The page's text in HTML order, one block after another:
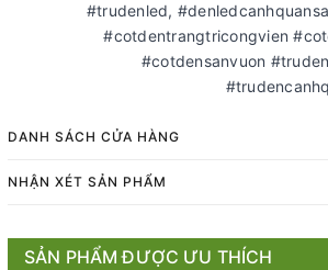
#trudenled,
#cotdentrangtricongvien
#cotdensanvuon
DANH SÁCH CỬA HÀNG
NHẬN XÉT SẢN PHẨM
SẢN PHẨM ĐƯỢC ƯU THÍCH